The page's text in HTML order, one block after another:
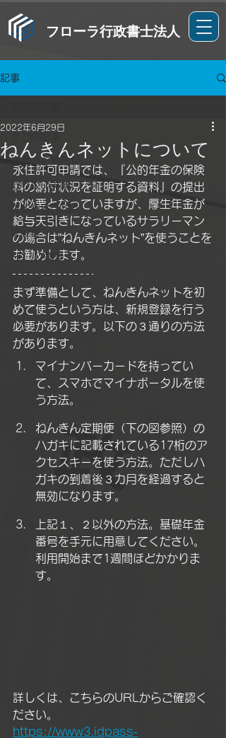
フローラ行政書士法人
記事
営業のお知らせ
取り扱い実績
在留資格(VISA)
建設業
HP・IT構築
ねんきんネットについて
2022年6月29日
永住許可申請では、『公的年金の保険
料の納付状況を証明する資料』の提出
が必要となっていますが、厚生年金が
給与天引きになっているサラリーマン
の場合は”ねんきんネット”を使うことを
お勧めします。
まず準備として、ねんきんネットを初
めて使うという方は、新規登録を行う
必要があります。以下の３通りの方法
があります。
マイナンバーカードを持ってい
て、スマホでマイナポータルを使
う方法。
ねんきん定期便（下の図参照）の
ハガキに記載されている17桁のア
クセスキーを使う方法。ただしハ
ガキの到着後３カ月を経過すると
無効になります。
上記１、２以外の方法。基礎年金
番号を手元に用意してください。
利用開始まで1週間ほどかかりま
す。
詳しくは、こちらのURLからご確認く
ださい。
https://www3.idpass-